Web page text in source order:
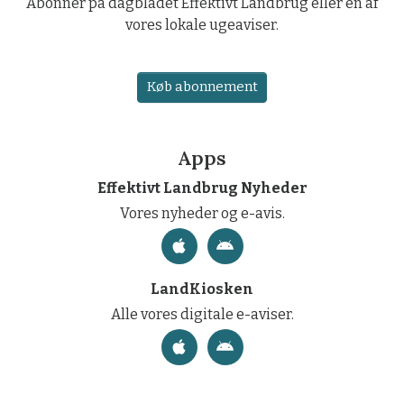
vores lokale ugeaviser.
Køb abonnement
Apps
Effektivt Landbrug Nyheder
Vores nyheder og e-avis.
LandKiosken
Alle vores digitale e-aviser.